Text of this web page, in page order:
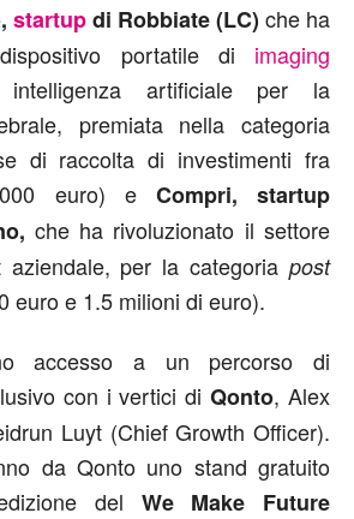
startupdi Robbiate (LC) che ha
portatile di imaging
artificiale per la
premiata nella categoria
di raccolta di investimenti fra
euro) e Compri, startup
che ha rivoluzionato il settore
aziendale, per la categoria post
euro e 1.5 milioni di euro).
accesso a un percorso di
con i vertici diQonto, Alex
Luyt (Chief Growth Officer).
da Qonto uno stand gratuito
del We Make Future